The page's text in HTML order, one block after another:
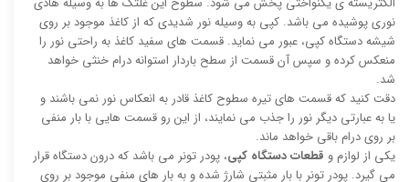
نوری پوشیده می باشد. کپی به وسیله نور شدیدی که از کاغذ موجود بر روی
شیشه دستگاه کپی، عبور می نماید. قسمت های سفید کاغذ به راحتی نور را
منعکس کرده و سپس آن قسمت از سطح باردار استوانه درام خنثی خواهد
شد.
دقت کنید که قسمت های تیره سطوح کاغذ قادر به انعکاس نور نمی باشند و
یا به عبارتی دیگر نور را جذب می نمایند، از این رو قسمت هایی با بار منفی
بر روی درام باقی خواهد ماند.
یکی از لوازم و قطعات دستگاه کپی، پودر تونر می باشد که درون دستگاه قرار
می گیرد. پودر تونر با بار مثبتی شارژ شده و به بار های منفی موجود بر روی